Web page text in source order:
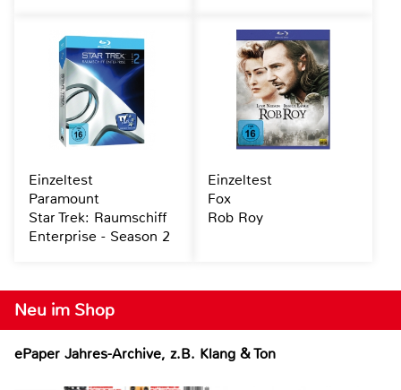
Neu im Shop
ePaper Jahres-Archive, z.B. Klang & Ton
Einzeltest
Paramount
Star Trek: Raumschiff
Enterprise - Season 2
Einzeltest
Fox
Rob Roy